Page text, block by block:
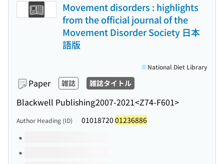
Movement disorders : highlights
from the official journal of the
Movement Disorder Society 日本
語版
Paper 雑誌 雑誌タイトル
Blackwell Publishing2007-2021<Z74-F601>
National Diet Library
Author Heading (ID) 01018720 01236886
Volumes of this title